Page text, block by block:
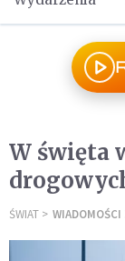
W święta
ŚWIAT